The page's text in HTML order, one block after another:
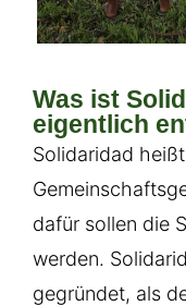
Was ist
eigentlich
Solidaridad
dafür sollen die
werden.
gegründet, als